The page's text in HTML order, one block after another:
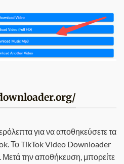
για να αποθηκεύσετε τα
Το TikTok Video Downloader
Μετά την αποθήκευση, μπορείτε